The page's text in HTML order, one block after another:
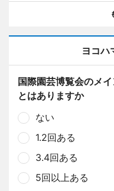
ヨコハ
国際園芸博覧会のメ
とはありますか
ない
1.2回ある
3.4回ある
5回以上ある